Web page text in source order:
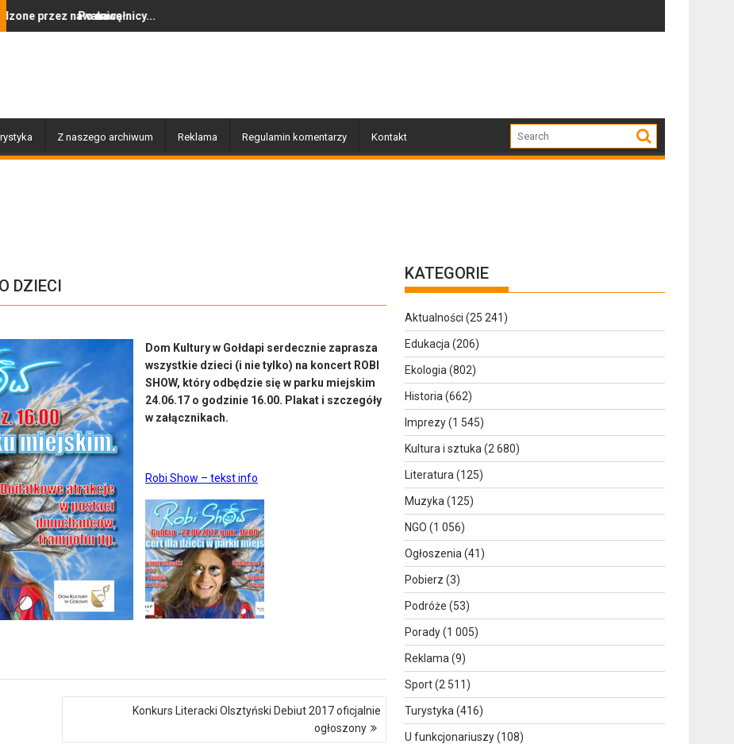
Z naszego archiwum Reklama Regulamin komentarzy Kontakt
DZIECI
Dom Kultury w Gołdapi serdecznie zaprasza
wszystkie dzieci (i nie tylko) na koncert ROBI
SHOW, który odbędzie się w parku miejskim
24.06.17 o godzinie 16.00. Plakat i szczegóły
w załącznikach.
Robi Show – tekst info
Konkurs Literacki Olsztyński Debiut 2017 oficjalnie
ogłoszony
KATEGORIE
Aktualności (25 241)
Edukacja (206)
Ekologia (802)
Historia (662)
Imprezy(1 545)
Kultura i sztuka (2 680)
Literatura (125)
Muzyka (125)
NGO (1 056)
Ogłoszenia (41)
Pobierz (3)
Podróże (53)
Porady(1 005)
Reklama (9)
Sport(2 511)
Turystyka (416)
U funkcjonariuszy(108)